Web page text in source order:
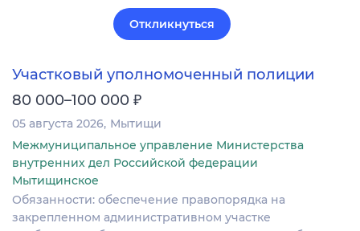
Откликнуться
Участковый уполномоченный полиции
80 000–100 000 ₽
05 августа 2026 Мытищи
Межмуниципальное управление Министерства
внутренних дел Российской федерации
Мытищинское
Обязанности: обеспечение правопорядка на
закрепленном административном участке